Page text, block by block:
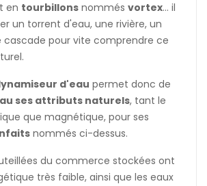
en tourbillons nommés vortex... il
un torrent d'eau, une rivière, un
cascade pour vite comprendre ce
d'eau permet donc de
ses attributs naturels, tant le
que magnétique, pour ses
nommés ci-dessus.
du commerce stockées ont
très faible, ainsi que les eaux